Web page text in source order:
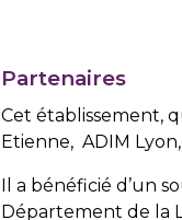
Partenaires
Cet établissement,
Etienne, ADIM
Il a bénéficié d’un
Département de la